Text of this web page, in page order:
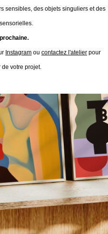
sensibles, des objets singuliers et des
Instagram ou contactez l'atelier pour
votre projet.